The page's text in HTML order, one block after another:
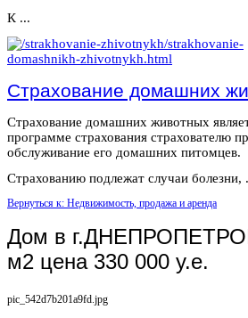
К ...
Страхование домашних
Страхование домашних животных
программе страхования страхователю
обслуживание его домашних питомцев.
Страхованию подлежат случаи болезни,
Вернуться к: Недвижимость, продажа и аренда
Дом в
м2 цена 330 000 у.е.
pic_542d7b201a9fd.jpg